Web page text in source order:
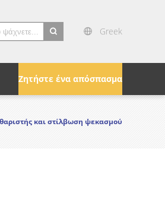
Greek
Ζητήστε ένα απόσπασμα
και στίλβωση ψεκασμού